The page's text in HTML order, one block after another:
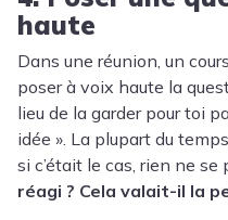
haute
Dans une réunion, un
poser à voix haute la
lieu de la garder pour toi
idée ». La plupart du
si c’était le cas, rien ne se
réagi ? Cela valait-il la